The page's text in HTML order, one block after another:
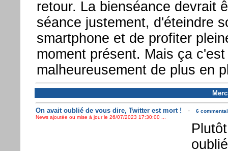
retour. La bienséance devrait
séance justement, d'éteindre
smartphone et de profiter
moment présent. Mais ça c'est
malheureusement de plus en
On avait oublié de vous dire, Twitter est mort ! -
6
News ajoutée ou mise à jour le 26/07/2023 17:30:00 ...